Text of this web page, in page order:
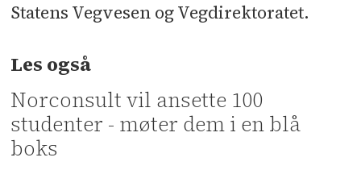
Statens Vegvesen og Vegdirektoratet.
Les også
Norconsult vil ansette 100
studenter - møter dem i en blå
boks